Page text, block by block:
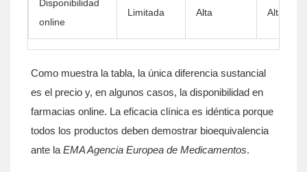
Disponibilidad
online
Limitada Alta Alta
Como muestra la tabla, la única diferencia sustancial
es el precio y, en algunos casos, la disponibilidad en
farmacias online. La eficacia clínica es idéntica porque
todos los productos deben demostrar bioequivalencia
ante la EMAAgencia Europea de Medicamentos.